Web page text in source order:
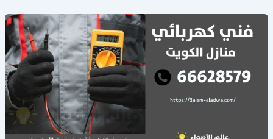
/
66628579
كهربائي
منازل
الكويت